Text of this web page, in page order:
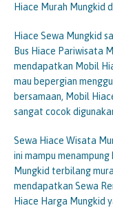
Hiace Murah Mungkid
Hiace Sewa Mungkid
Bus Hiace Pariwisata
mendapatkan Mobil
mau bepergian
bersamaan, Mobil
sangat cocok
Sewa Hiace Wisata
ini mampu
Mungkid terbilang
mendapatkan Sewa
Hiace Harga Mungkid